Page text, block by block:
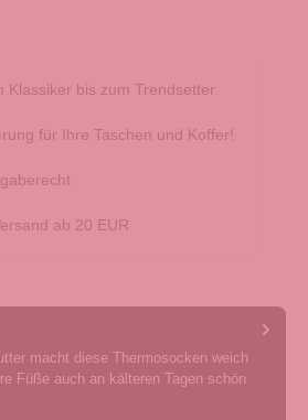
Klassiker bis zum Trendsetter
für Ihre Taschen und Koffer!
ab 20 EUR
macht diese Thermosocken weich
Füße auch an kälteren Tagen schön